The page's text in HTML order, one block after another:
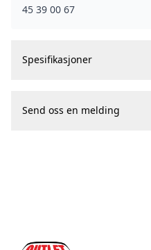
- Parkeringsvarmer
- Vinterhjul
45 39 00 67
Spesifikasjoner
Send oss en melding